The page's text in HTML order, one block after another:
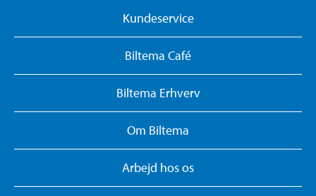
Kundeservice
Biltema Café
Biltema Erhverv
Om Biltema
Arbejd hos os